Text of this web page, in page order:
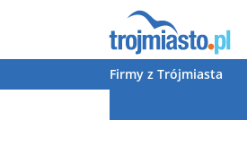
Firmy z Trójmiasta